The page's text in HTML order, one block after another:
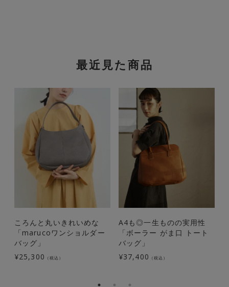
最近見た商品
ころんと丸いきれいめな
「marucoワンショルダー
バッグ」
¥25,300 （税込）
A4も◎一生ものの実用性
「ボーラー がま口 トート
バッグ」
¥37,400 （税込）